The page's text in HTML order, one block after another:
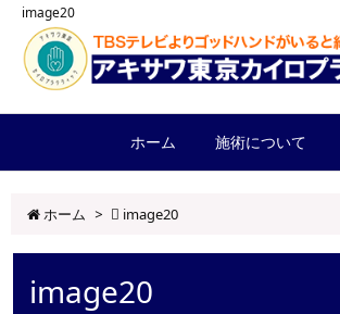
image20
ホーム 施術について
ホーム > image20
image20